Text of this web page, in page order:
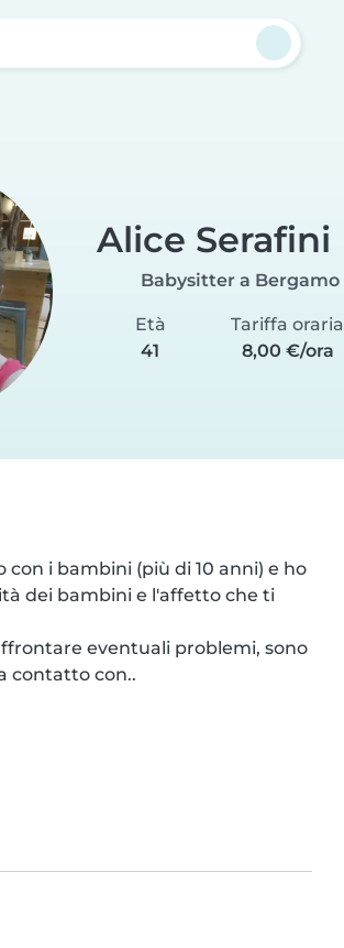
Alice Serafini
Babysitter a Bergamo
Età
41
Tariffa oraria
8,00 €/ora
i bambini (più di 10 anni) e ho
dei bambini e l'affetto che ti
eventuali problemi, sono
contatto con..